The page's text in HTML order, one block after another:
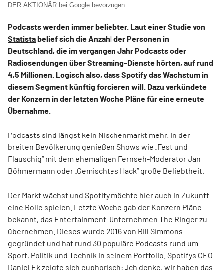
DER AKTIONÄR bei Google bevorzugen
Podcasts werden immer beliebter. Laut einer Studie von
Statistabelief sich die Anzahl der Personen in
Deutschland, die im vergangen Jahr Podcasts oder
Radiosendungen über Streaming-Dienste hörten, auf rund
4,5 Millionen. Logisch also, dass Spotify das Wachstum in
diesem Segment künftig forcieren will. Dazu verkündete
der Konzern in der letzten Woche Pläne für eine erneute
Übernahme.
Podcasts sind längst kein Nischenmarkt mehr. In der
breiten Bevölkerung genießen Shows wie „Fest und
Flauschig“ mit dem ehemaligen Fernseh-Moderator Jan
Böhmermann oder „Gemischtes Hack“ große Beliebtheit.
Der Markt wächst und Spotify möchte hier auch in Zukunft
eine Rolle spielen. Letzte Woche gab der Konzern Pläne
bekannt, das Entertainment-Unternehmen The Ringer zu
übernehmen. Dieses wurde 2016 von Bill Simmons
gegründet und hat rund 30 populäre Podcasts rund um
Sport, Politik und Technik in seinem Portfolio. Spotifys CEO
Daniel Ek zeigte sich euphorisch: „Ich denke, wir haben das